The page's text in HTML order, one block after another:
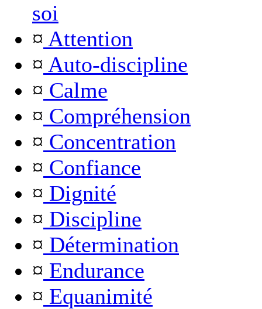
soi
¤ Attention
¤ Auto-discipline
¤ Calme
¤ Compréhension
¤ Concentration
¤ Confiance
¤ Dignité
¤ Discipline
¤ Détermination
¤ Endurance
¤ Equanimité